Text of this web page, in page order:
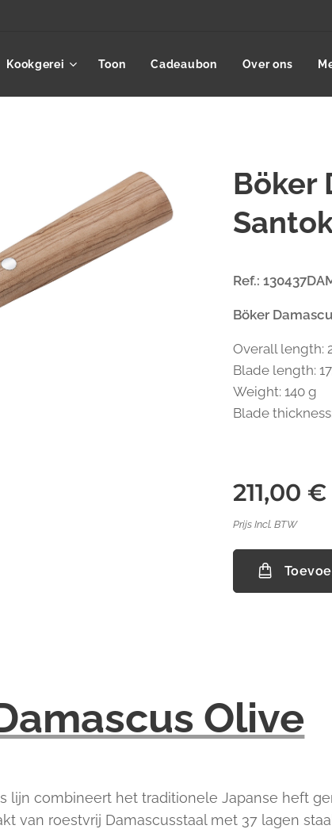
Kookgerei Toon Cadeaubon Over ons
Böker
Ref.:
Böker
Overall length:
Blade length:
Weight: 140 g
Blade
211,00 €
Prijs Incl. BTW
Olive
lijn combineert het traditionele Japanse heft
van roestvrij Damascusstaal met 37 lagen